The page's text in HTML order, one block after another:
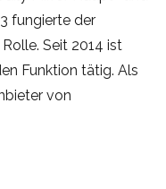
fungierte der
Seit 2014 ist
Funktion tätig. Als
von